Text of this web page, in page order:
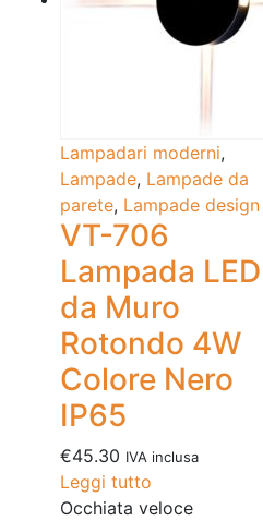
Lampadari moderni,
Lampade, Lampade da
parete, Lampade design
VT-706
Lampada LED
da Muro
Rotondo 4W
Colore Nero
IP65
€45.30 IVA inclusa
Leggi tutto
Occhiata veloce